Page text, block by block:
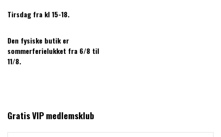
Tirsdag fra kl 15-18.
Den fysiske butik er
sommerferielukket fra 6/8 til
11/8.
Gratis VIP medlemsklub